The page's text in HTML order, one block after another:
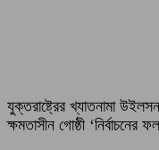
যুক্তরাষ্ট্রের খ্যাতনামা
ক্ষমতাসীন গোষ্ঠী